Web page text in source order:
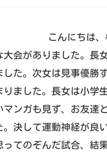
こんにちは
会がありました。長
た。次女は見事優勝
りました。長女は小学
マンガも見ず、お友達
。決して運動神経が良
ってのぞんだ試合、結